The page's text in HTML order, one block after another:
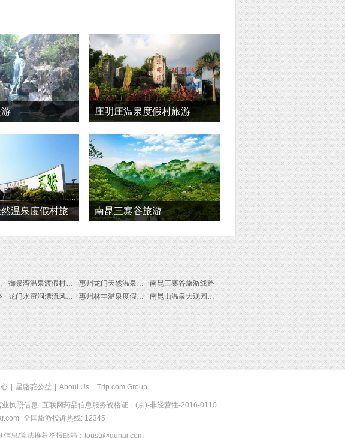
庄明庄温泉度假村旅游
温泉度假村旅
南昆三寨谷旅游
线路 御景湾温泉渡假村旅游线路 惠州龙门天然温泉度假村旅游线路
南昆三寨谷旅游线路
龙门水帘洞漂流风景区旅游线路 惠州林丰温泉度假山庄旅游线路 南昆山温泉大观园旅游线路
星骆驼公益 About Us Trip.com Group
业执照信息 互联网药品信息服务资格证：(京)-非经营性-2016-0110
全国旅游投诉热线: 12345
信息/算法推荐举报邮箱：tousu@qunar.com